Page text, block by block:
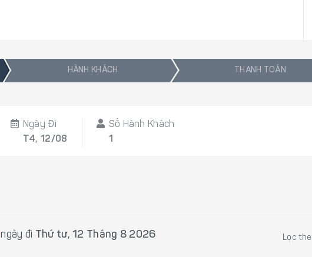
HÀNH KHÁCH THANH TOÁN
Ngày Đi
T4, 12/08
Số Hành Khách
1
ngày đi Thứ tư, 12 Tháng 8 2026 Lọc